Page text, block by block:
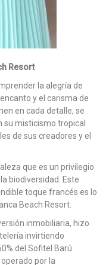
Resort
la alegría de
y el carisma de
en cada detalle, se
su misticismo tropical
de sus creadores y el
que es un privilegio
biodiversidad. Este
toque francés es lo
Beach Resort.
inmobiliaria, hizo
invirtiendo
del Sofitel Barú
por la